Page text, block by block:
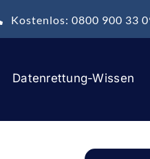
Kostenlos: 0800 900 33
Datenrettung-Wissen